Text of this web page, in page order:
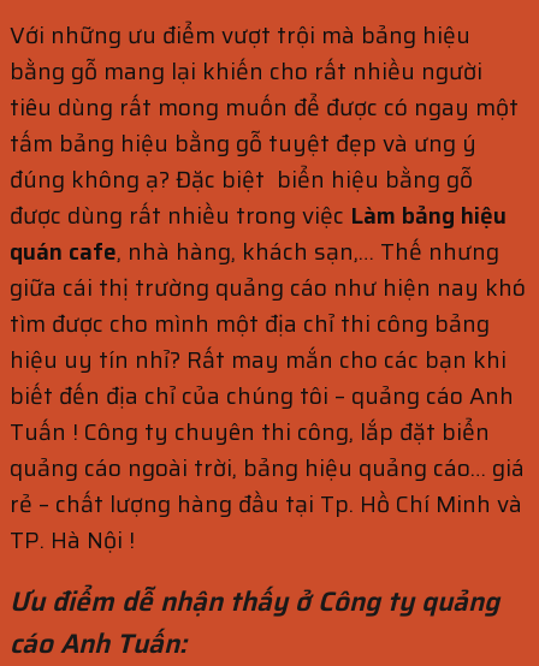
Với những ưu điểm vượt trội mà bảng hiệu
bằng gỗ mang lại khiến cho rất nhiều người
tiêu dùng rất mong muốn để được có ngay một
tấm bảng hiệu bằng gỗ tuyệt đẹp và ưng ý
đúng không ạ? Đặc biệt biển hiệu bằng gỗ
được dùng rất nhiều trong việc Làm bảng hiệu
quán cafe, nhà hàng, khách sạn,… Thế nhưng
giữa cái thị trường quảng cáo như hiện nay khó
tìm được cho mình một địa chỉ thi công bảng
hiệu uy tín nhỉ? Rất may mắn cho các bạn khi
biết đến địa chỉ của chúng tôi – quảng cáo Anh
Tuấn ! Công ty chuyên thi công, lắp đặt biển
quảng cáo ngoài trời, bảng hiệu quảng cáo… giá
rẻ – chất lượng hàng đầu tại Tp. Hồ Chí Minh và
TP. Hà Nội !
Ưu điểm dễ nhận thấy ở Công ty quảng
cáo Anh Tuấn: